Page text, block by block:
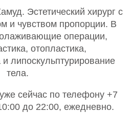
Эстетический хирург с
и чувством пропорции. В
операции,
отопластика,
липоскульптурирование
тела.
сейчас по телефону +7
до 22:00, ежедневно.